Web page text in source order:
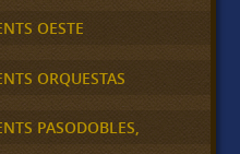
OESTE
ORQUESTAS
PASODOBLES,